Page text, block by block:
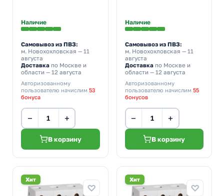
Наличие
Самовывоз из ПВЗ:
м. Новохохловская — 11
августа
Доставка по Москве и
области — 12 августа
Авторизованному
пользователю начислим 53
бонуса
− +
В корзину
Наличие
Самовывоз из ПВЗ:
м. Новохохловская — 11
августа
Доставкапо Москве и
области — 12 августа
Авторизованному
пользователю начислим 55
бонусов
− +
В корзину
Хит Хит